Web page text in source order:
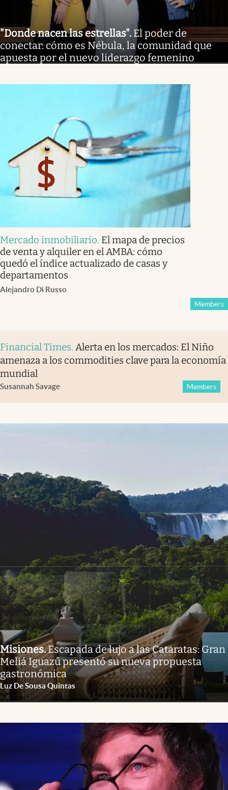
"Donde nacen las estrellas". El poder de
conectar: cómo es Nébula, la comunidad que
apuesta por el nuevo liderazgo femenino
Mercado inmobiliario. El mapa de precios
de venta y alquiler en el AMBA: cómo
quedó el índice actualizado de casas y
departamentos
Alejandro Di Russo
Members
Financial Times. Alerta en los mercados: El Niño
amenaza a los commodities clave para la economía
mundial
Susannah Savage Members
Misiones.Escapada de lujo a las Cataratas: Gran
Meliá Iguazú presentó su nueva propuesta
gastronómica
Luz De Sousa Quintas